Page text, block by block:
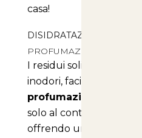
casa!
DISIDRATAZIONE DEI
PROFUMAZIONE ATTIVA
I residui solidi verranno
inodori, facilitandone la
profumazione alla
solo al contatto del
offrendo un profumo